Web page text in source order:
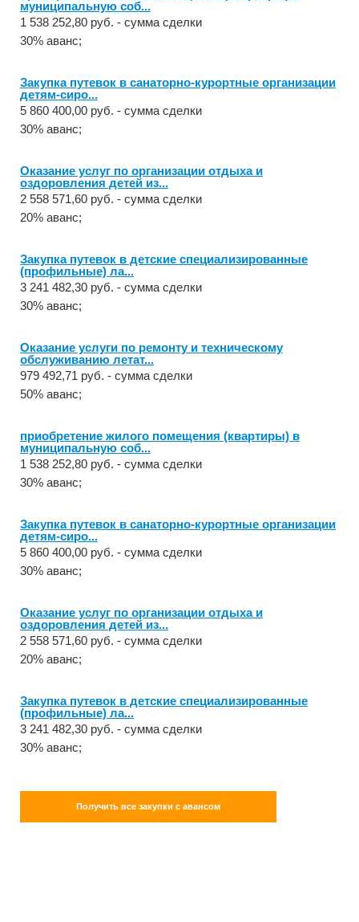
муниципальную соб...
1 538 252,80 руб. - сумма сделки
30% аванс;
Закупка путевок в санаторно-курортные организации
детям-сиро...
5 860 400,00 руб. - сумма сделки
30% аванс;
Оказание услуг по организации отдыха и
оздоровления детей из...
2 558 571,60 руб. - сумма сделки
20% аванс;
Закупка путевок в детские специализированные
(профильные) ла...
3 241 482,30 руб. - сумма сделки
30% аванс;
Оказание услуги по ремонту и техническому
обслуживанию летат...
979 492,71 руб. - сумма сделки
50% аванс;
приобретение жилого помещения (квартиры) в
муниципальную соб...
1 538 252,80 руб. - сумма сделки
30% аванс;
Закупка путевок в санаторно-курортные организации
детям-сиро...
5 860 400,00 руб. - сумма сделки
30% аванс;
Оказание услуг по организации отдыха и
оздоровления детей из...
2 558 571,60 руб. - сумма сделки
20% аванс;
Закупка путевок в детские специализированные
(профильные) ла...
3 241 482,30 руб. - сумма сделки
30% аванс;
Получить все закупки с авансом